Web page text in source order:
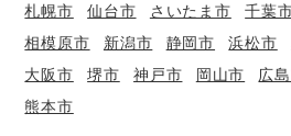
札幌市 仙台市 さいたま市 千葉
相模原市
新潟市 静岡市 浜松市
大阪市
堺市 神戸市 岡山市 広
熊本市